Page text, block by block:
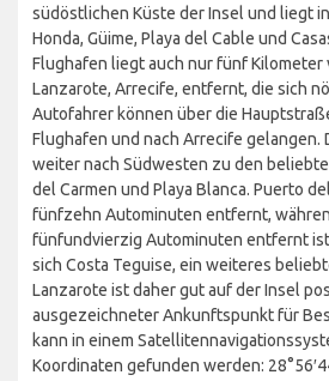
südöstlichen Küste der Insel und liegt
Honda, Güime, Playa del Cable und
Flughafen liegt auch nur fünf Kilometer
Lanzarote, Arrecife, entfernt, die sich
Autofahrer können über die
Flughafen und nach Arrecife gelangen.
weiter nach Südwesten zu den
del Carmen und Playa Blanca. Puerto
fünfzehn Autominuten entfernt,
fünfundvierzig Autominuten entfernt
sich Costa Teguise, ein weiteres
Lanzarote ist daher gut auf der Insel
ausgezeichneter Ankunftspunkt für
kann in einem
Koordinaten gefunden werden: